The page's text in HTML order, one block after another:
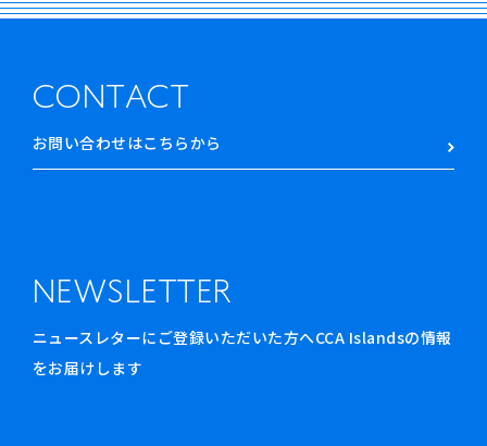
CONTACT
お問い合わせはこちらから
NEWSLETTER
ニュースレターにご登録いただいた方へCCA Islandsの情報
をお届けします